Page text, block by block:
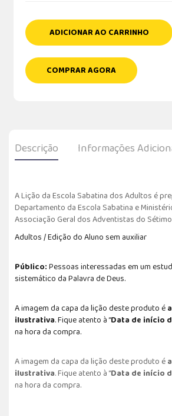
ADICIONAR AO CARRINHO
COMPRAR AGORA
Descrição Informações
A Lição da Escola Sabatina dos Adultos é
Departamento da Escola Sabatina e
Associação Geral dos Adventistas do
Adultos / Edição do Aluno sem auxiliar
Público:Pessoas interessadas em um
sistemático da Palavra de Deus.
A imagem da capa da lição deste produto é
ilustrativa. Fique atento à “Data de início
na hora da compra.
A imagem da capa da lição deste produto é
ilustrativa. Fique atento à “Data de início
na hora da compra.